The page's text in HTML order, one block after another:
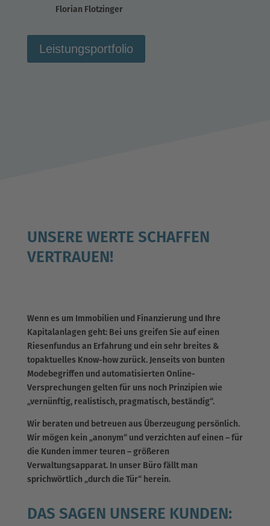
Florian Flotzinger
Leistungsportfolio
UNSERE WERTE SCHAFFEN
VERTRAUEN!
Wenn es um Immobilien und Finanzierung und Ihre
Kapitalanlagen geht: Bei uns greifen Sie auf einen
Riesenfundus an Erfahrung und ein sehr breites &
topaktuelles Know-how zurück. Jenseits von bunten
Modebegriffen und automatisierten Online-
Versprechungen gelten für uns noch Prinzipien wie
„vernünftig, realistisch, pragmatisch, beständig“.
Wir beraten und betreuen aus Überzeugung persönlich.
Wir mögen kein „anonym“ und verzichten auf einen – für
die Kunden immer teuren – größeren
Verwaltungsapparat. In unser Büro fällt man
sprichwörtlich „durch die Tür“ herein.
DAS SAGEN UNSERE KUNDEN: